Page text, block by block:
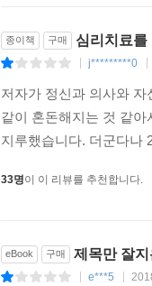
종이책 구매 심리치료를
j*********0
저자가 정신과 의사와
같이 혼돈해지는 것 같
지루했습니다. 더군다나
33명이 이 리뷰를 추천합니다.
eBook 구매 제목만 잘
e***5